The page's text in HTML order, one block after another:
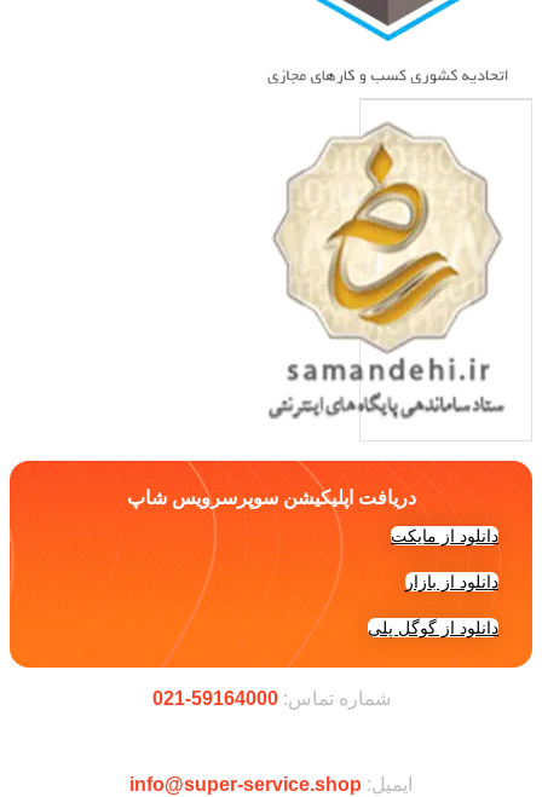
دریافت اپلیکیشن سوپرسرویس شاپ
دانلود از مایکت
دانلود از بازار
دانلود از گوگل پلی
شماره تماس:59164000-021
ایمیل: info@super-service.shop